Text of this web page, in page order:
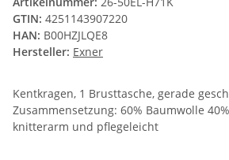
GTIN: 4251143907220
HAN: B00HZJLQE8
Hersteller: Exner
Kentkragen, 1 Brusttasche, gerade
Zusammensetzung: 60% Baumwolle
knitterarm und pflegeleicht